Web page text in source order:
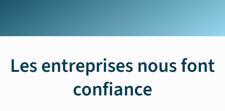
Les entreprises nous font
confiance